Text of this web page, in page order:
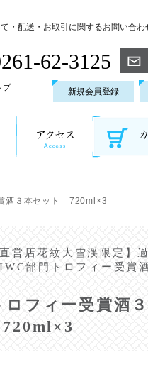
・配送・お取引に関するお問い合
62-3125
プ 新規会員登録
酒３本セット 720ml×3
直営店花紋大雪渓限定】
部門トロフィー受賞
フィー受賞酒